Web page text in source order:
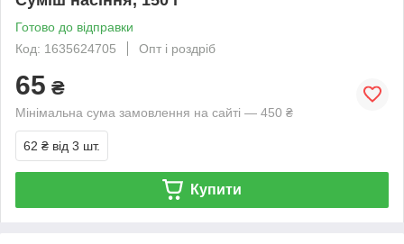
Готово до відправки
Код: 1635624705
Опт і роздріб
65 ₴
Мінімальна сума замовлення на сайті — 450 ₴
62 ₴ від 3 шт.
Купити